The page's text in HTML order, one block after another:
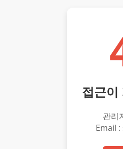
접근이
관리
Email